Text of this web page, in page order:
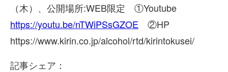
（⽊）、公開場所:WEB限定 ①Youtube
https://youtu.be/nTWiPSsGZOE ②HP
https://www.kirin.co.jp/alcohol/rtd/kirintokusei/
記事シェア：